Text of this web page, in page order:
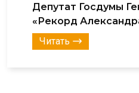
Депутат Госдумы
«Рекорд
Читать